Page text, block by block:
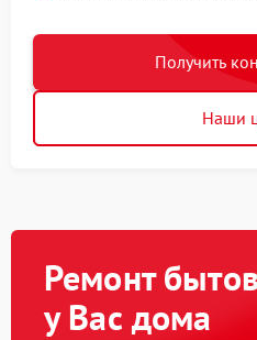
Получить
Наши
Ремонт
у Вас дома